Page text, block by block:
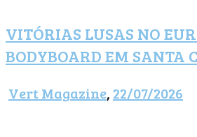
VITÓRIAS LUSAS NO
BODYBOARD EM SANTA
Vert Magazine, 22/07/2026